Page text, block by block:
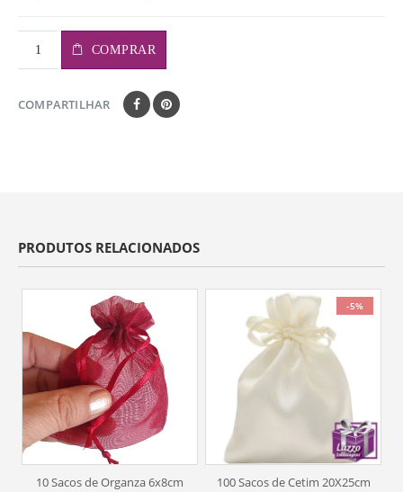
COMPRAR
COMPARTILHAR
PRODUTOS RELACIONADOS
10 Sacos de Organza 6x8cm
-5%
100 Sacos de Cetim 20X25cm